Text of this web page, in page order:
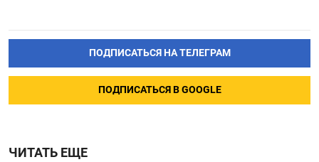
ПОДПИСАТЬСЯ НА ТЕЛЕГРАМ
ПОДПИСАТЬСЯ В GOOGLE
ЧИТАТЬ ЕЩЕ